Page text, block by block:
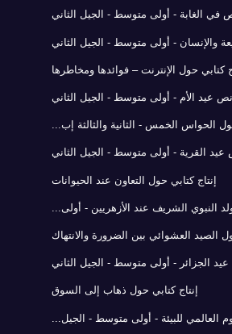
في الغابة - أولى متوسط - الجيل الثاني
والإنسان - أولى متوسط - الجيل الثاني
كتابي حول الإنترنت – فوائدها ومخاطرها
عيد الأم - أولى متوسط - الجيل الثاني
الحواس الخمس - الثانية والثالثة إب...
القرية - أولى متوسط - الجيل الثاني
إنتاج كتابي حول التعاون عند الحيوانات
النبوي الشريف عند الأزهريين - أولى...
الصيد العشوائي بين الضرورة والانتهاك
الجزائر - أولى متوسط - الجيل الثاني
إنتاج كتابي حول ذهاب إلى السوق
العالمي للبيئة - أولى متوسط - الجيل...